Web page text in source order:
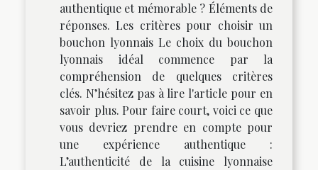
authentique et mémorable ? Éléments de
réponses. Les critères pour choisir un
bouchon lyonnais Le choix du bouchon
lyonnais idéal commence par la
compréhension de quelques critères
clés. N’hésitez pas à lire l'article pour en
savoir plus. Pour faire court, voici ce que
vous devriez prendre en compte pour
une expérience authentique :
L’authenticité de la cuisine lyonnaise